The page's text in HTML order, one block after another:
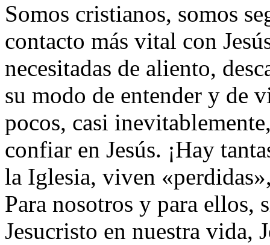
Somos cristianos, somos
contacto más vital con
necesitadas de aliento,
su modo de entender y de
pocos, casi
confiar en Jesús. ¡Hay
la Iglesia, viven
Para nosotros y para ellos,
Jesucristo en nuestra vida,